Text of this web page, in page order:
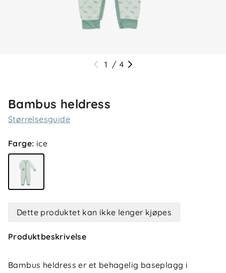
1 / 4
Bambus heldress
Størrelsesguide
Farge: ice
Dette produktet kan ikke lenger kjøpes
Produktbeskrivelse
Bambus heldress er et behagelig baseplagg i